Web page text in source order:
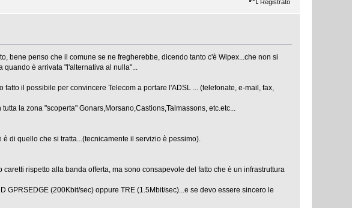
Registrato
bene penso che il comune se ne fregherebbe, dicendo tanto c'è Wipex...che non si
quando è arrivata "l'alternativa al nulla"...
il possibile per convincere Telecom a portare l'ADSL ... (telefonate, e-mail, fax,
la zona "scoperta" Gonars,Morsano,Castions,Talmassons, etc.etc...
di quello che si tratta...(tecnicamente il servizio è pessimo).
rispetto alla banda offerta, ma sono consapevole del fatto che è un infrastruttura
(200Kbit/sec) oppure TRE (1.5Mbit/sec)...e se devo essere sincero le